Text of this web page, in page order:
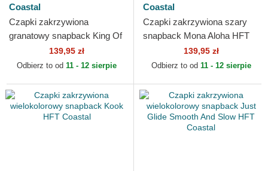
Coastal
Czapki zakrzywiona
granatowy snapback King Of
The Surf HFT Coastal
139,95 zł
Odbierz to od 11 - 12 sierpie
Coastal
Czapki zakrzywiona szary
snapback Mona Aloha HFT
139,95 zł
Odbierz to od 11 - 12 sierpie